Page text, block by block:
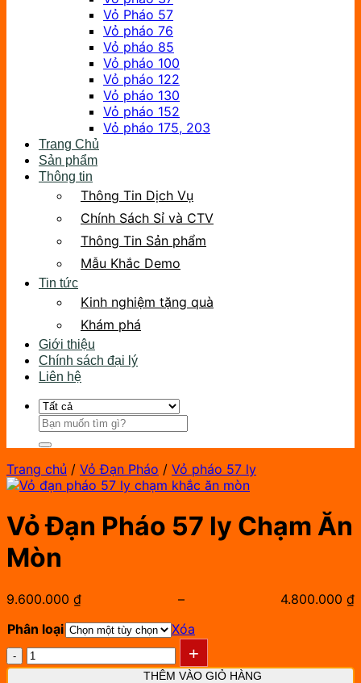
Vỏ Pháo 57
Vỏ pháo 76
Vỏ pháo 85
Vỏ pháo 100
Vỏ pháo 122
Vỏ pháo 130
Vỏ pháo 152
Vỏ pháo 175, 203
Trang Chủ
Sản phẩm
Thông tin
Thông Tin Dịch Vụ
Chính Sách Sỉ và CTV
Thông Tin Sản phẩm
Mẫu Khắc Demo
Tin tức
Kinh nghiệm tặng quà
Khám phá
Giới thiệu
Chính sách đại lý
Liên hệ
Tìm
Trang chủ / Vỏ Đạn Pháo / Vỏ pháo 57 ly
Vỏ Đạn Pháo 57 ly Chạm Ăn
Mòn
4.800.000 ₫
–
9.600.000 ₫
Phân loại
Xóa
Vỏ
Đạn
THÊM VÀO GIỎ HÀNG